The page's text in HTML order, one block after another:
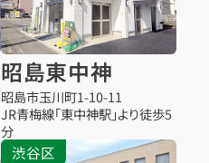
昭島東中神
昭島市玉川町1-10-11
JR青梅線「東中神駅」より徒歩5
分
渋谷区